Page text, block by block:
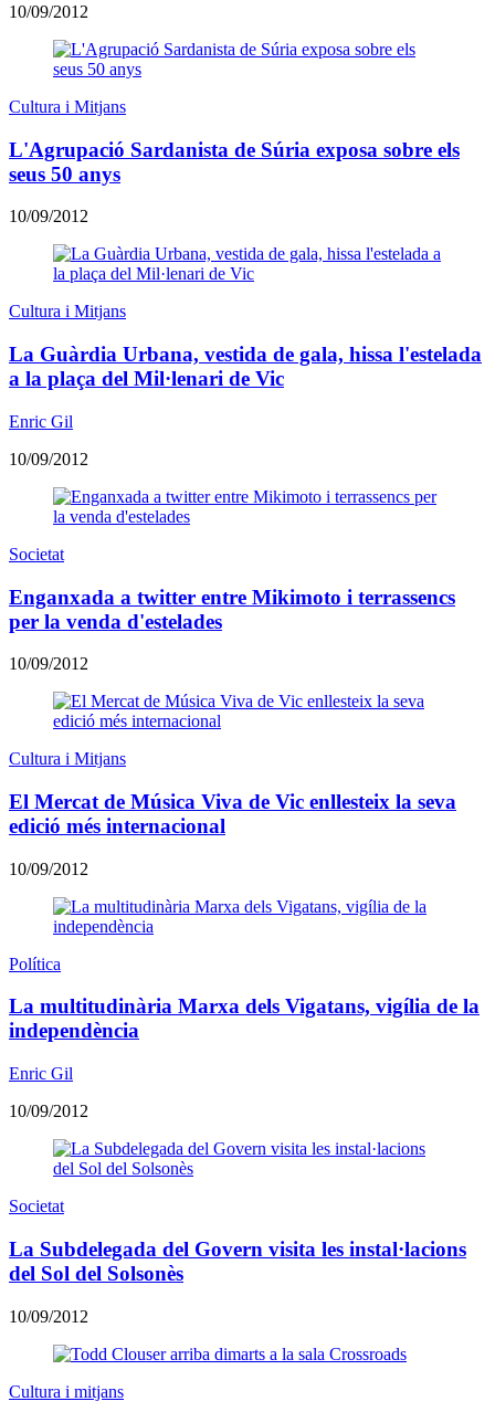
10/09/2012
Cultura i Mitjans
L'Agrupació Sardanista de Súria exposa sobre els
seus 50 anys
10/09/2012
Cultura i Mitjans
La Guàrdia Urbana, vestida de gala, hissa l'estelada
a la plaça del Mil·lenari de Vic
Enric Gil
10/09/2012
Societat
Enganxada a twitter entre Mikimoto i terrassencs
per la venda d'estelades
10/09/2012
Cultura i Mitjans
El Mercat de Música Viva de Vic enllesteix la seva
edició més internacional
10/09/2012
Política
La multitudinària Marxa dels Vigatans, vigília de la
independència
Enric Gil
10/09/2012
Societat
La Subdelegada del Govern visita les instal·lacions
del Sol del Solsonès
10/09/2012
Cultura i mitjans